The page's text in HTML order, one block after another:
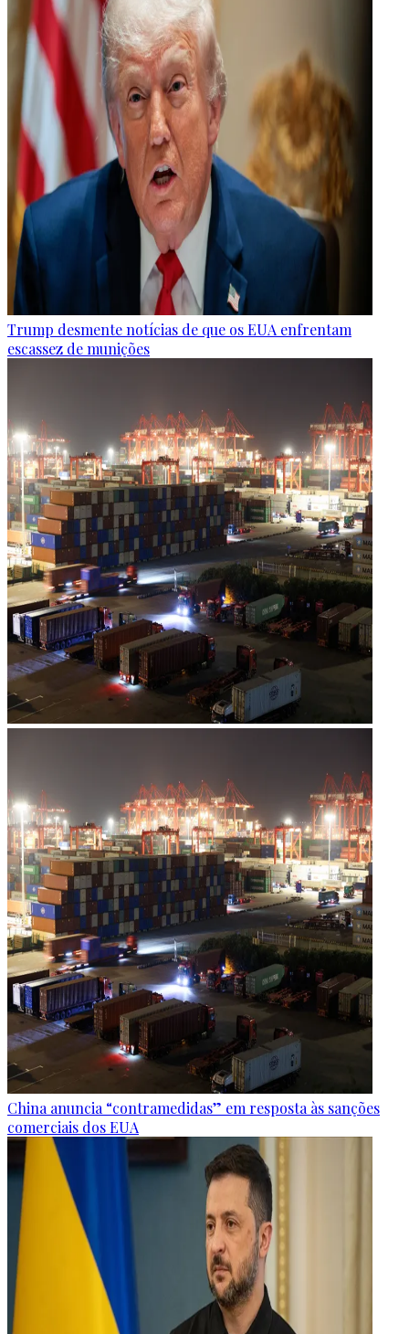
Trump desmente notícias de que os EUA enfrentam
escassez de munições
China anuncia “contramedidas” em resposta às sanções
comerciais dos EUA